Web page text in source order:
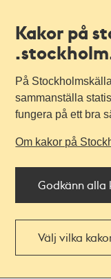
Kakor på
På
sammanställa
fungera på ett bra
Om kakor på
Godkänn alla
Välj vilka